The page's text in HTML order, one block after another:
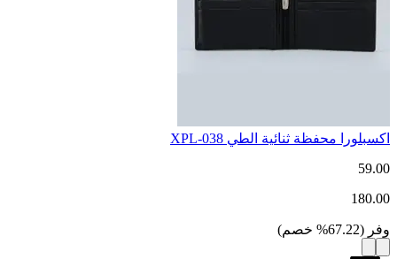
اكسبلورا محفظة ثنائية الطي XPL-038
59.00
180.00
وفر (
67.22
% خصم)